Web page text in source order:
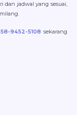
dan jadwal yang sesuai,
9452-5108 sekarang